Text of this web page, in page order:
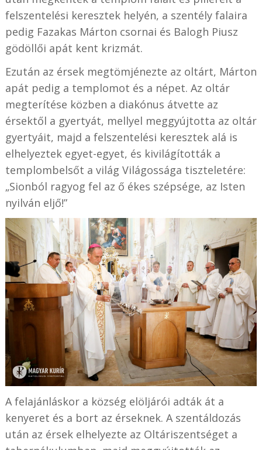
felszentelési keresztek helyén, a szentély falaira
pedig Fazakas Márton csornai és Balogh Piusz
gödöllői apát kent krizmát.
Ezután az érsek megtömjénezte az oltárt, Márton
apát pedig a templomot és a népet. Az oltár
megterítése közben a diakónus átvette az
érsektől a gyertyát, mellyel meggyújtotta az oltár
gyertyáit, majd a felszentelési keresztek alá is
elhelyeztek egyet-egyet, és kivilágították a
templombelsőt a világ Világossága tiszteletére:
„Sionból ragyog fel az ő ékes szépsége, az Isten
nyilván eljő!”
A felajánláskor a község elöljárói adták át a
kenyeret és a bort az érseknek. A szentáldozás
után az érsek elhelyezte az Oltáriszentséget a